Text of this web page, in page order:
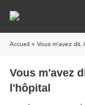
Accueil » Vous m'avez dit.
Vous m'avez
l'hôpital